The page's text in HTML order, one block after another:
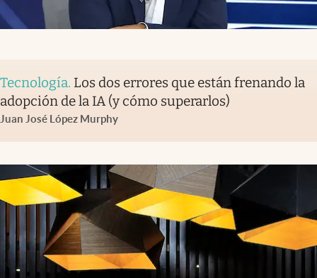
Tecnología. Los dos errores que están frenando la
adopción de la IA (y cómo superarlos)
Juan José López Murphy